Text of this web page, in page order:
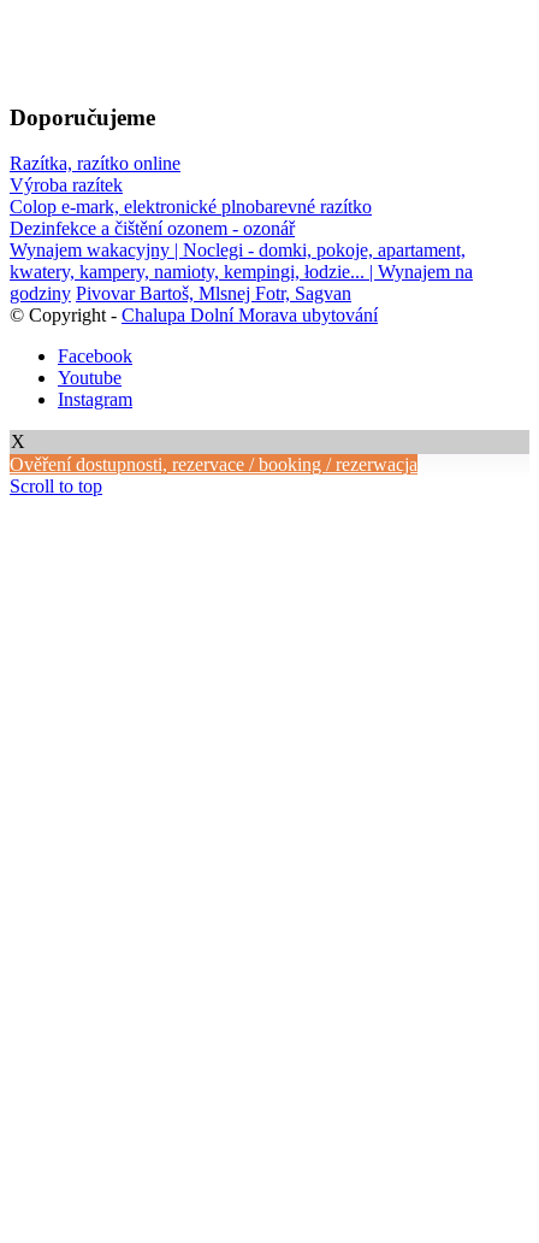
Doporučujeme
Razítka, razítko online
Výroba razítek
Colop e-mark, elektronické plnobarevné razítko
Dezinfekce a čištění ozonem - ozonář
Wynajem wakacyjny | Noclegi - domki, pokoje, apartament,
kwatery, kampery, namioty, kempingi, łodzie... | Wynajem na
godziny Pivovar Bartoš, Mlsnej Fotr, Sagvan
© Copyright - Chalupa Dolní Morava ubytování
Facebook
Youtube
Instagram
X
Ověření dostupnosti, rezervace / booking / rezerwacja
Scroll to top